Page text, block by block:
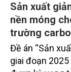
Sản xuất
nền móng
trường
Đề án “Sản
giai đoạn